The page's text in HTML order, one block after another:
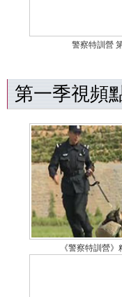
警察特訓營
第一季視頻
《警察特訓營